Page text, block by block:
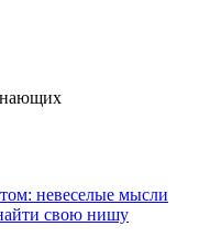
невеселые мысли
свою нишу